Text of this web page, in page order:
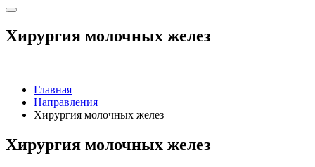
Хирургия молочных желез
Главная
Направления
Хирургия молочных желез
Хирургия молочных желез